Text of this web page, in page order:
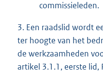
commissieleden.
3. Een raadslid wordt
ter hoogte van het
de werkzaamheden
artikel 3.1.1, eerste lid,